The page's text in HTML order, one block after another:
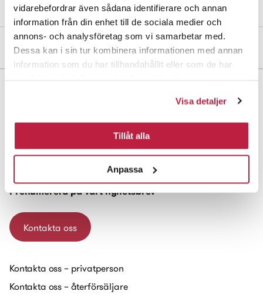
vidarebefordrar även sådana identifierare och annan
information från din enhet till de sociala medier och
annons- och analysföretag som vi samarbetar med.
Dessa kan i sin tur kombinera informationen med annan
information som du har tillhandahållit eller som de har
Visa detaljer
Tillåt alla
Anpassa
Mått och dimensioner
Box 223
Prenumerera på vårt nyhetsbrev
Kontakta oss
Kontakta oss – privatperson
Kontakta oss – återförsäljare